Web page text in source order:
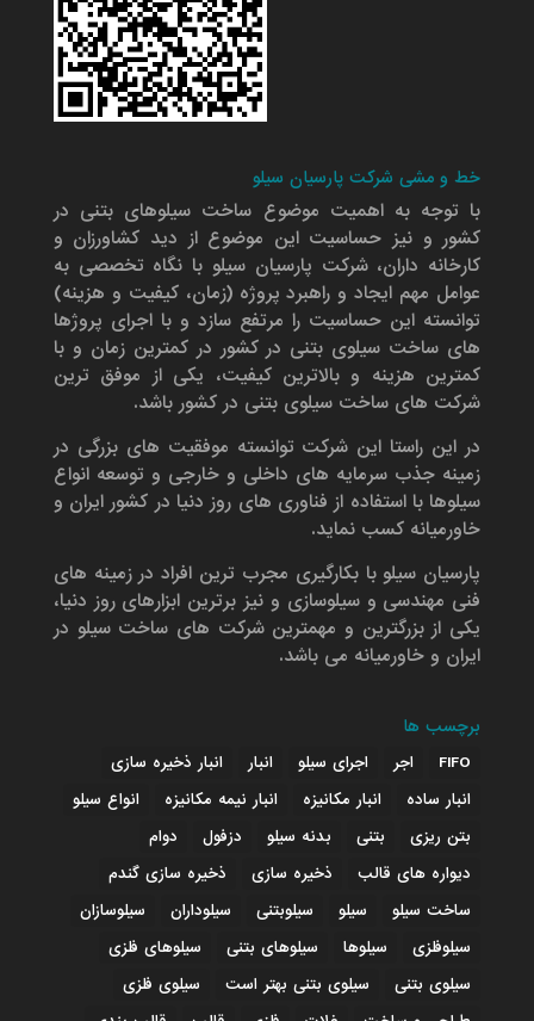
خط و مشی شرکت پارسیان سیلو
با توجه به اهمیت موضوع ساخت سیلوهای بتنی در
کشور و نیز حساسیت این موضوع از دید کشاورزان و
کارخانه داران، شرکت پارسیان سیلو با نگاه تخصصی به
عوامل مهم ایجاد و راهبرد پروژه (زمان، کیفیت و هزینه)
توانسته این حساسیت را مرتفع سازد و با اجرای پروژها
های ساخت سیلوی بتنی در کشور در کمترین زمان و با
کمترین هزینه و بالاترین کیفیت، یکی از موفق ترین
شرکت های ساخت سیلوی بتنی در کشور باشد.
در این راستا این شرکت توانسته موفقیت های بزرگی در
زمینه جذب سرمایه های داخلی و خارجی و توسعه انواع
سیلوها با استفاده از فناوری های روز دنیا در کشور ایران و
خاورمیانه کسب نماید.
پارسیان سیلو با بکارگیری مجرب ترین افراد در زمینه های
فنی مهندسی و سیلوسازی و نیز برترین ابزارهای روز دنیا،
یکی از بزرگترین و مهمترین شرکت های ساخت سیلو در
ایران و خاورمیانه می باشد.
برچسب ها
FIFO اجر اجرای سیلو انبار
انبار ذخیره سازی
انبار ساده
انبار مکانیزه انبار نیمه مکانیزه
انواع سیلو
بتن ریزی
بتنی بدنه سیلو دزفول
دوام
دیواره های قالب
ذخیره سازی
ذخیره سازی گندم
ساخت سیلو
سیلو سیلوبتنی سیلوداران
سیلوسازان
سیلوفلزی
سیلوها سیلوهای بتنی
سیلوهای فلزی
سیلوی بتنی
سیلوی بتنی بهتر است
سیلوی فلزی